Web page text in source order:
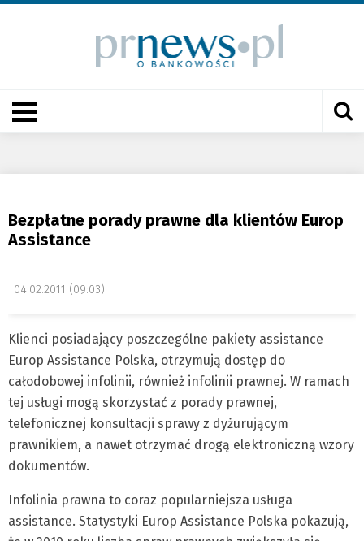
Bezpłatne porady prawne dla klientów Europ
Assistance
04.02.2011 (09:03)
Klienci posiadający poszczególne pakiety assistance
Europ Assistance Polska, otrzymują dostęp do
całodobowej infolinii, również infolinii prawnej. W ramach
tej usługi mogą skorzystać z porady prawnej,
telefonicznej konsultacji sprawy z dyżurującym
prawnikiem, a nawet otrzymać drogą elektroniczną wzory
dokumentów.
Infolinia prawna to coraz popularniejsza usługa
assistance. Statystyki Europ Assistance Polska pokazują,